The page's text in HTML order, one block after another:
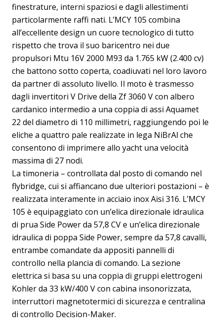
finestrature, interni spaziosi e dagli allestimenti
particolarmente raffi nati. L’MCY 105 combina
all’eccellente design un cuore tecnologico di tutto
rispetto che trova il suo baricentro nei due
propulsori Mtu 16V 2000 M93 da 1.765 kW (2.400 cv)
che battono sotto coperta, coadiuvati nel loro lavoro
da partner di assoluto livello. Il moto è trasmesso
dagli invertitori V Drive della Zf 3060 V con albero
cardanico intermedio a una coppia di assi Aquamet
22 del diametro di 110 millimetri, raggiungendo poi le
eliche a quattro pale realizzate in lega NiBrAl che
consentono di imprimere allo yacht una velocità
massima di 27 nodi.
La timoneria – controllata dal posto di comando nel
flybridge, cui si affiancano due ulteriori postazioni – è
realizzata interamente in acciaio inox Aisi 316. L’MCY
105 è equipaggiato con un’elica direzionale idraulica
di prua Side Power da 57,8 CV e un’elica direzionale
idraulica di poppa Side Power, sempre da 57,8 cavalli,
entrambe comandate da appositi pannelli di
controllo nella plancia di comando. La sezione
elettrica si basa su una coppia di gruppi elettrogeni
Kohler da 33 kW/400 V con cabina insonorizzata,
interruttori magnetotermici di sicurezza e centralina
di controllo Decision-Maker.